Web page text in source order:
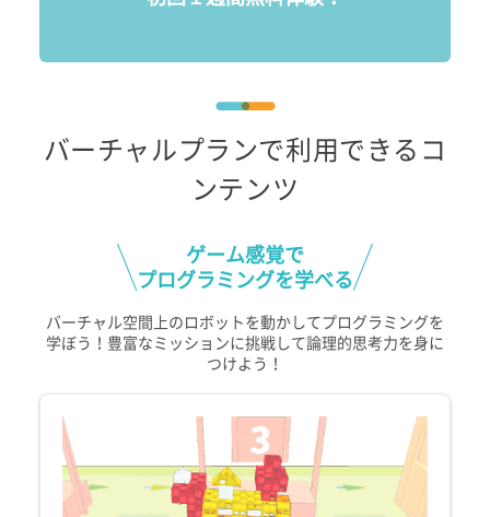
バーチャルプランで利用できるコ
ンテンツ
ゲーム感覚で
プログラミングを学べる
バーチャル空間上のロボットを動かしてプログラミングを
学ぼう！豊富なミッションに挑戦して論理的思考力を身に
つけよう！